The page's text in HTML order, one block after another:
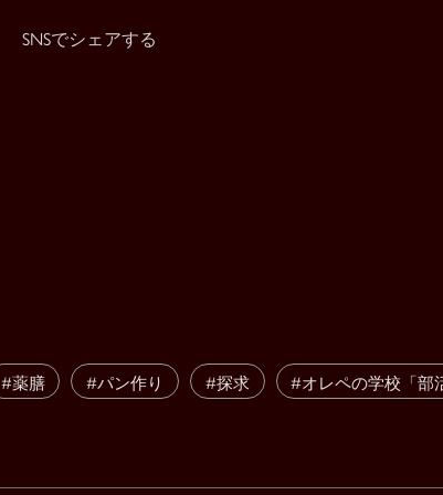
SNSでシェアする
#薬膳 #パン作り #探求 #オレペの学校「部